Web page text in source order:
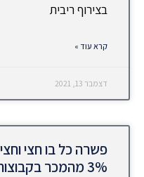
בצירוף ריבית
קרא עוד »
דצמבר 13, 2021
פשרה כל בו חצי
3% מהמכר בקבוצות מותאמות